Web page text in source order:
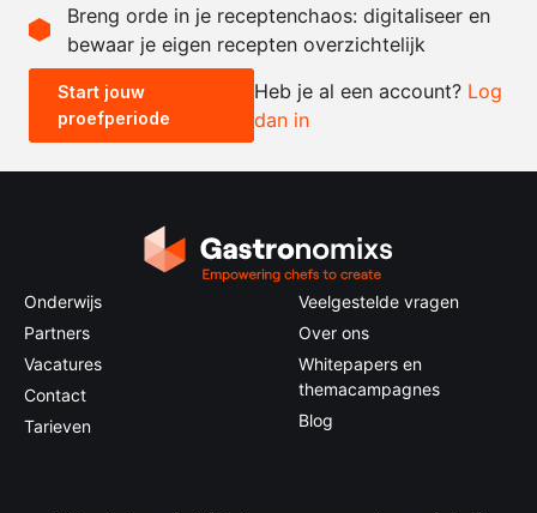
- +
0.5x 1x 2x
Breng orde in je receptenchaos: digitaliseer en
bewaar je eigen recepten overzichtelijk
Start jouw
proefperiode
Heb je al een account? Log
dan in
Onderwijs
Partners
Vacatures
Contact
Tarieven
Veelgestelde vragen
Over ons
Whitepapers en
themacampagnes
Blog